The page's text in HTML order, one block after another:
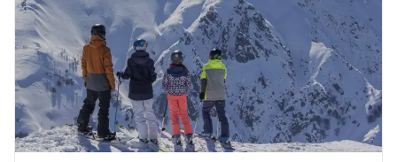
Transparencia
Presupuesto
Boletín Oficial
Compras y licitaciones